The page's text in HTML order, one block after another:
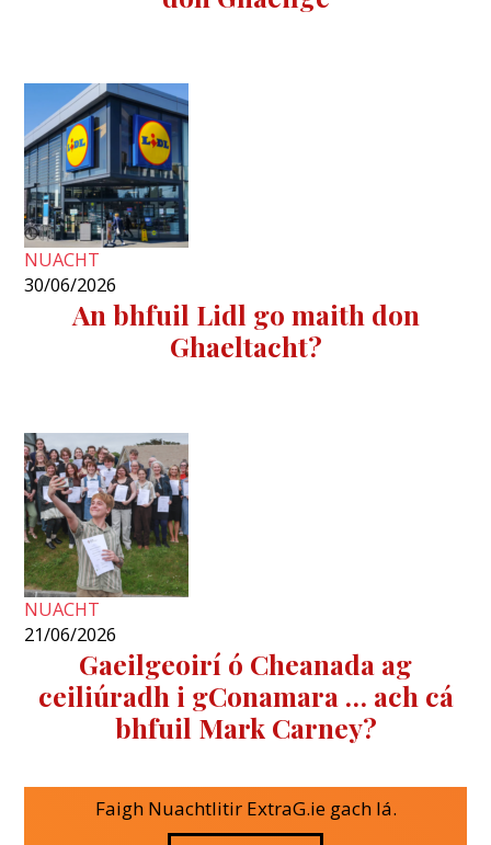
NUACHT
30/06/2026
An bhfuil Lidl go maith don
Ghaeltacht?
NUACHT
21/06/2026
Gaeilgeoirí ó Cheanada ag
ceiliúradh i gConamara … ach cá
bhfuil Mark Carney?
Faigh Nuachtlitir ExtraG.ie gach lá.